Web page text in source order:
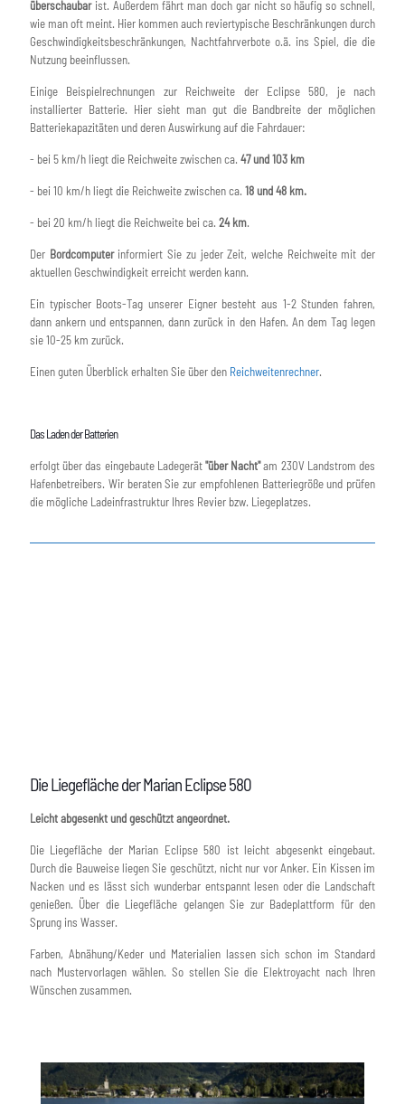
überschaubarist. Außerdem fährt man doch gar nicht so häufig so schnell,
wie man oft meint. Hier kommen auch reviertypische Beschränkungen durch
Geschwindigkeitsbeschränkungen, Nachtfahrverbote o.ä. ins Spiel, die die
Nutzung beeinflussen.
Einige Beispielrechnungen zur Reichweite der Eclipse 580, je nach
installierter Batterie. Hier sieht man gut die Bandbreite der möglichen
Batteriekapazitäten und deren Auswirkung auf die Fahrdauer:
- bei 5 km/h liegt die Reichweite zwischen ca. 47 und 103 km
- bei 10 km/h liegt die Reichweite zwischen ca. 18 und 48 km.
- bei 20 km/h liegt die Reichweite bei ca. 24 km.
Der Bordcomputerinformiert Sie zu jeder Zeit, welche Reichweite mit der
aktuellen Geschwindigkeit erreicht werden kann.
Ein typischer Boots-Tag unserer Eigner besteht aus 1-2 Stunden fahren,
dann ankern und entspannen, dann zurück in den Hafen. An dem Tag legen
sie 10-25 km zurück.
Einen guten Überblick erhalten Sie über den Reichweitenrechner.
Das Laden der Batterien
erfolgt über das eingebaute Ladegerät"über Nacht"am 230V Landstrom des
Hafenbetreibers. Wir beraten Sie zur empfohlenen Batteriegröße und prüfen
die mögliche Ladeinfrastruktur Ihres Revier bzw. Liegeplatzes.
Die Liegefläche der Marian Eclipse 580
Leicht abgesenkt und geschützt angeordnet.
Die Liegefläche der Marian Eclipse 580 ist leicht abgesenkt eingebaut.
Durch die Bauweise liegen Sie geschützt, nicht nur vor Anker. Ein Kissen im
Nacken und es lässt sich wunderbar entspannt lesen oder die Landschaft
genießen. Über die Liegefläche gelangen Sie zur Badeplattform für den
Sprung ins Wasser.
Farben, Abnähung/Keder und Materialien lassen sich schon im Standard
nach Mustervorlagen wählen. So stellen Sie die Elektroyacht nach Ihren
Wünschen zusammen.